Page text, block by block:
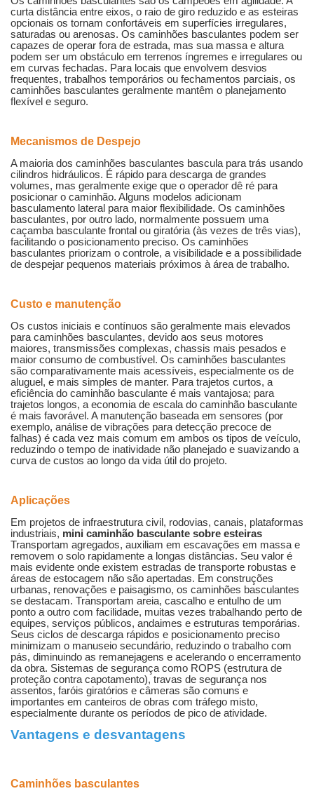
curta distância entre eixos, o raio de giro reduzido e as esteiras
opcionais os tornam confortáveis ​​em superfícies irregulares,
saturadas ou arenosas. Os caminhões basculantes podem ser
capazes de operar fora de estrada, mas sua massa e altura
podem ser um obstáculo em terrenos íngremes e irregulares ou
em curvas fechadas. Para locais que envolvem desvios
frequentes, trabalhos temporários ou fechamentos parciais, os
caminhões basculantes geralmente mantêm o planejamento
flexível e seguro.
Mecanismos de Despejo
A maioria dos caminhões basculantes bascula para trás usando
cilindros hidráulicos. É rápido para descarga de grandes
volumes, mas geralmente exige que o operador dê ré para
posicionar o caminhão. Alguns modelos adicionam
basculamento lateral para maior flexibilidade. Os caminhões
basculantes, por outro lado, normalmente possuem uma
caçamba basculante frontal ou giratória (às vezes de três vias),
facilitando o posicionamento preciso. Os caminhões
basculantes priorizam o controle, a visibilidade e a possibilidade
de despejar pequenos materiais próximos à área de trabalho.
Custo e manutenção
Os custos iniciais e contínuos são geralmente mais elevados
para caminhões basculantes, devido aos seus motores
maiores, transmissões complexas, chassis mais pesados ​​e
maior consumo de combustível. Os caminhões basculantes
são comparativamente mais acessíveis, especialmente os de
aluguel, e mais simples de manter. Para trajetos curtos, a
eficiência do caminhão basculante é mais vantajosa; para
trajetos longos, a economia de escala do caminhão basculante
é mais favorável. A manutenção baseada em sensores (por
exemplo, análise de vibrações para detecção precoce de
falhas) é cada vez mais comum em ambos os tipos de veículo,
reduzindo o tempo de inatividade não planejado e suavizando a
curva de custos ao longo da vida útil do projeto.
Aplicações
Em projetos de infraestrutura civil, rodovias, canais, plataformas
industriais, mini caminhão basculante sobre esteiras
Transportam agregados, auxiliam em escavações em massa e
removem o solo rapidamente a longas distâncias. Seu valor é
mais evidente onde existem estradas de transporte robustas e
áreas de estocagem não são apertadas. Em construções
urbanas, renovações e paisagismo, os caminhões basculantes
se destacam. Transportam areia, cascalho e entulho de um
ponto a outro com facilidade, muitas vezes trabalhando perto de
equipes, serviços públicos, andaimes e estruturas temporárias.
Seus ciclos de descarga rápidos e posicionamento preciso
minimizam o manuseio secundário, reduzindo o trabalho com
pás, diminuindo as remanejagens e acelerando o encerramento
da obra. Sistemas de segurança como ROPS (estrutura de
proteção contra capotamento), travas de segurança nos
assentos, faróis giratórios e câmeras são comuns e
importantes em canteiros de obras com tráfego misto,
especialmente durante os períodos de pico de atividade.
Vantagens e desvantagens
Caminhões basculantes